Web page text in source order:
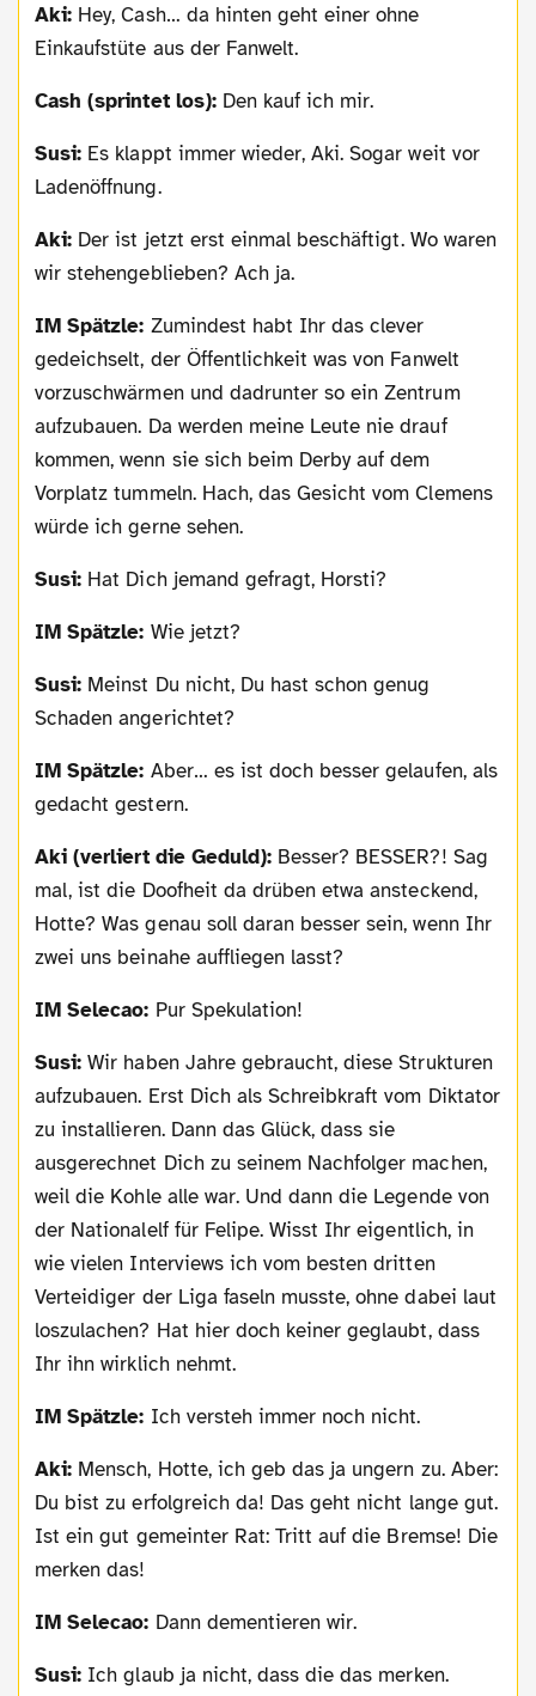
Aki: Hey, Cash… da hinten geht einer ohne
Einkaufstüte aus der Fanwelt.
Cash (sprintet los):Den kauf ich mir.
Susi: Es klappt immer wieder, Aki. Sogar weit vor
Ladenöffnung.
Aki: Der ist jetzt erst einmal beschäftigt. Wo waren
wir stehengeblieben? Ach ja.
IM Spätzle: Zumindest habt Ihr das clever
gedeichselt, der Öffentlichkeit was von Fanwelt
vorzuschwärmen und dadrunter so ein Zentrum
aufzubauen. Da werden meine Leute nie drauf
kommen, wenn sie sich beim Derby auf dem
Vorplatz tummeln. Hach, das Gesicht vom Clemens
würde ich gerne sehen.
Susi: Hat Dich jemand gefragt, Horsti?
IM Spätzle: Wie jetzt?
Susi: Meinst Du nicht, Du hast schon genug
Schaden angerichtet?
IM Spätzle: Aber… es ist doch besser gelaufen, als
gedacht gestern.
Aki (verliert die Geduld): Besser? BESSER?! Sag
mal, ist die Doofheit da drüben etwa ansteckend,
Hotte? Was genau soll daran besser sein, wenn Ihr
zwei uns beinahe auffliegen lasst?
IM Selecao: Pur Spekulation!
Susi: Wir haben Jahre gebraucht, diese Strukturen
aufzubauen. Erst Dich als Schreibkraft vom Diktator
zu installieren. Dann das Glück, dass sie
ausgerechnet Dich zu seinem Nachfolger machen,
weil die Kohle alle war. Und dann die Legende von
der Nationalelf für Felipe. Wisst Ihr eigentlich, in
wie vielen Interviews ich vom besten dritten
Verteidiger der Liga faseln musste, ohne dabei laut
loszulachen? Hat hier doch keiner geglaubt, dass
Ihr ihn wirklich nehmt.
IM Spätzle: Ich versteh immer noch nicht.
Aki: Mensch, Hotte, ich geb das ja ungern zu. Aber:
Du bist zu erfolgreich da! Das geht nicht lange gut.
Ist ein gut gemeinter Rat: Tritt auf die Bremse! Die
merken das!
IM Selecao: Dann dementieren wir.
Susi: Ich glaub ja nicht, dass die das merken.